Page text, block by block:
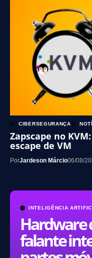
INTELIGÊNCIA
Hardware
falante
CIBERSEGURANÇA
Zapscape no
escape de VM
PorJardeson Márcio06/08/